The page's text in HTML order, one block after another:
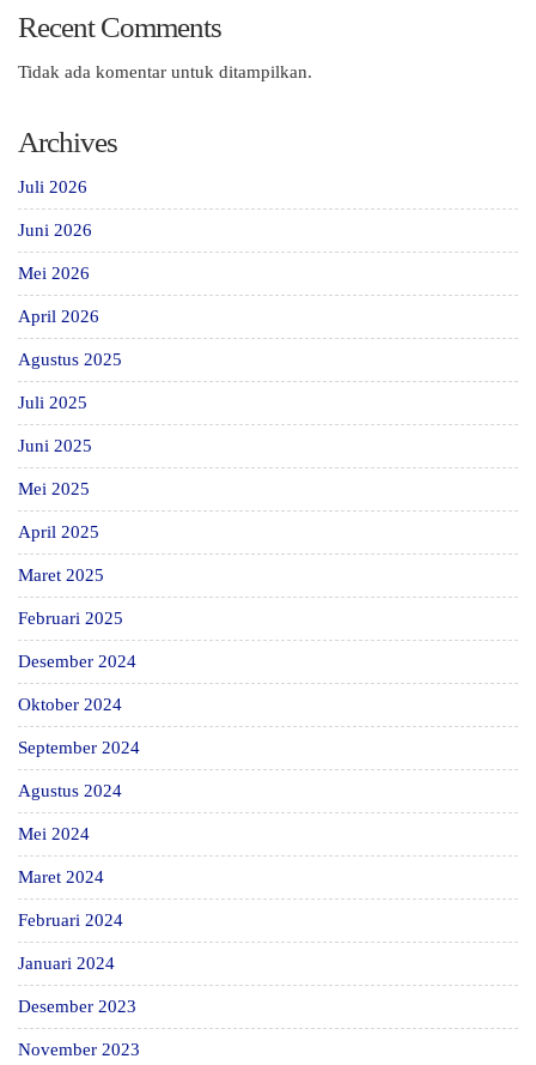
Recent Comments
Tidak ada komentar untuk ditampilkan.
Archives
Juli 2026
Juni 2026
Mei 2026
April 2026
Agustus 2025
Juli 2025
Juni 2025
Mei 2025
April 2025
Maret 2025
Februari 2025
Desember 2024
Oktober 2024
September 2024
Agustus 2024
Mei 2024
Maret 2024
Februari 2024
Januari 2024
Desember 2023
November 2023